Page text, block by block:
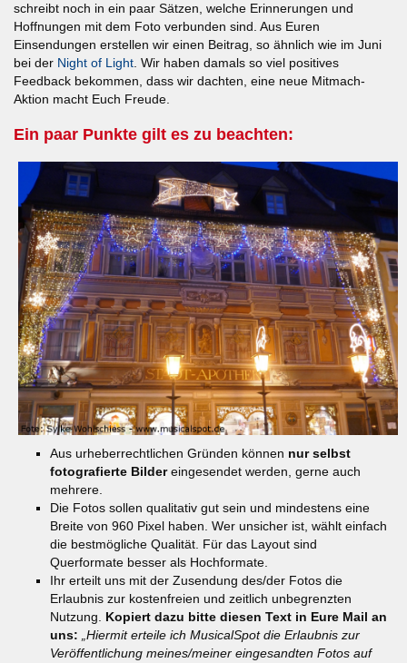
schreibt noch in ein paar Sätzen, welche Erinnerungen und
Hoffnungen mit dem Foto verbunden sind. Aus Euren
Einsendungen erstellen wir einen Beitrag, so ähnlich wie im Juni
bei der Night of Light . Wir haben damals so viel positives
Feedback bekommen, dass wir dachten, eine neue Mitmach-
Aktion macht Euch Freude.
Ein paar Punkte gilt es zu beachten:
Aus urheberrechtlichen Gründen können nur selbst
fotografierte Bildereingesendet werden, gerne auch
mehrere.
Die Fotos sollen qualitativ gut sein und mindestens eine
Breite von 960 Pixel haben. Wer unsicher ist, wählt einfach
die bestmögliche Qualität. Für das Layout sind
Querformate besser als Hochformate.
Ihr erteilt uns mit der Zusendung des/der Fotos die
Erlaubnis zur kostenfreien und zeitlich unbegrenzten
Nutzung. Kopiert dazu bitte diesen Text in Eure Mail an
uns: „Hiermit erteile ich MusicalSpot die Erlaubnis zur
Veröffentlichung meines/meiner eingesandten Fotos auf